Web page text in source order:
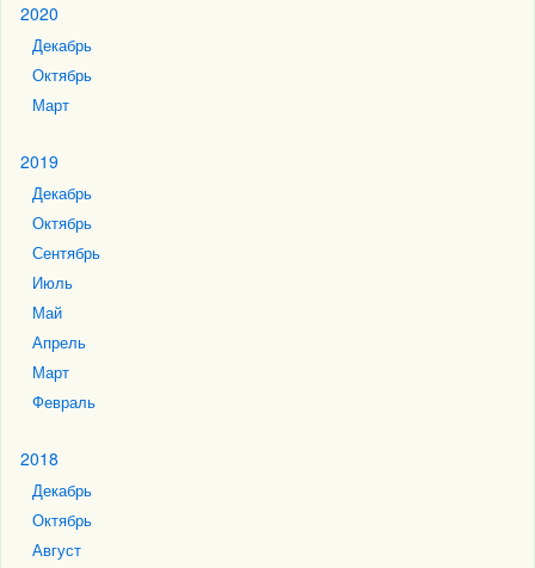
2020
Декабрь
Октябрь
Март
2019
Декабрь
Октябрь
Сентябрь
Июль
Май
Апрель
Март
Февраль
2018
Декабрь
Октябрь
Август